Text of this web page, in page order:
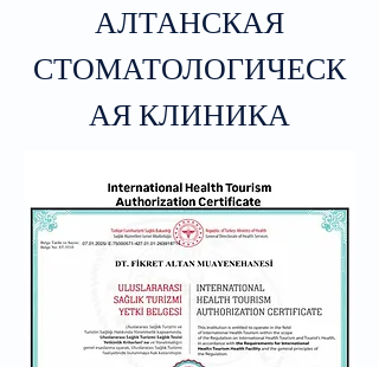
АЛТАНСКАЯ
СТОМАТОЛОГИЧЕСК
АЯ КЛИНИКА